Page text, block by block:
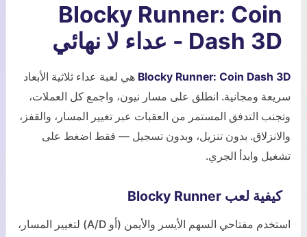
Blocky Runner: Coin
Dash 3D - عداء لا نهائي
Blocky Runner: Coin Dash 3D هي لعبة عداء ثلاثية الأبعاد
سريعة ومجانية. انطلق على مسار نيون، واجمع كل العملات،
وتجنب التدفق المستمر من العقبات عبر تغيير المسار، والقفز،
والانزلاق. بدون تنزيل، وبدون تسجيل — فقط اضغط على
تشغيل وابدأ الجري.
كيفية لعب Blocky Runner
استخدم مفتاحي السهم الأيسر والأيمن (أو A/D) لتغيير المسار،